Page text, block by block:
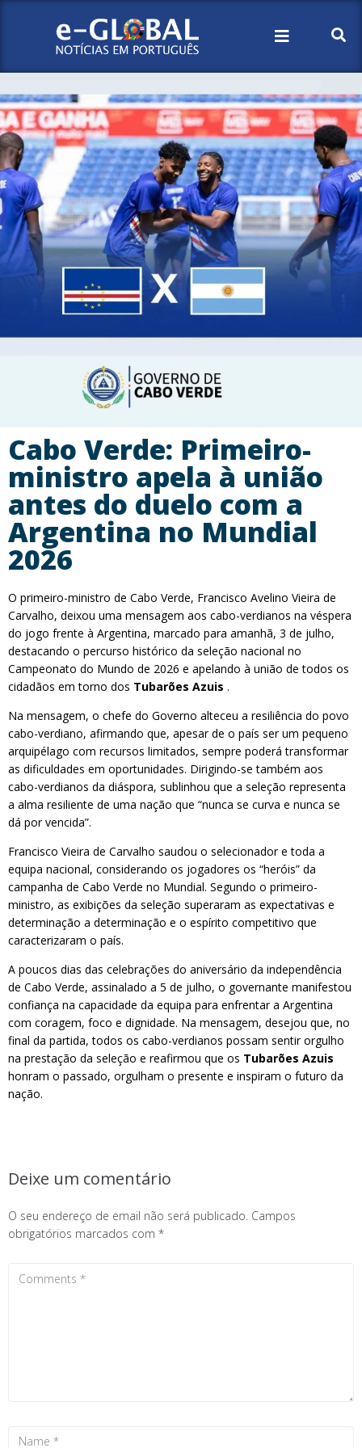
Cabo Verde: Primeiro-
ministro apela à união
antes do duelo com a
Argentina no Mundial
2026
O primeiro-ministro de Cabo Verde, Francisco Avelino Vieira de
Carvalho, deixou uma mensagem aos cabo-verdianos na véspera
do jogo frente à Argentina, marcado para amanhã, 3 de julho,
destacando o percurso histórico da seleção nacional no
Campeonato do Mundo de 2026 e apelando à união de todos os
cidadãos em torno dos Tubarões Azuis .
Na mensagem, o chefe do Governo alteceu a resiliência do povo
cabo-verdiano, afirmando que, apesar de o país ser um pequeno
arquipélago com recursos limitados, sempre poderá transformar
as dificuldades em oportunidades. Dirigindo-se também aos
cabo-verdianos da diáspora, sublinhou que a seleção representa
a alma resiliente de uma nação que “nunca se curva e nunca se
dá por vencida”.
Francisco Vieira de Carvalho saudou o selecionador e toda a
equipa nacional, considerando os jogadores os “heróis” da
campanha de Cabo Verde no Mundial. Segundo o primeiro-
ministro, as exibições da seleção superaram as expectativas e
determinação a determinação e o espírito competitivo que
caracterizaram o país.
A poucos dias das celebrações do aniversário da independência
de Cabo Verde, assinalado a 5 de julho, o governante manifestou
confiança na capacidade da equipa para enfrentar a Argentina
com coragem, foco e dignidade. Na mensagem, desejou que, no
final da partida, todos os cabo-verdianos possam sentir orgulho
na prestação da seleção e reafirmou que os Tubarões Azuis
honram o passado, orgulham o presente e inspiram o futuro da
nação.
Deixe um comentário
O seu endereço de email não será publicado. Campos
obrigatórios marcados com *